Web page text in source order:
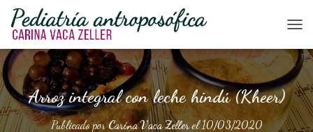
Arroz integral con leche hindú (Kheer)
Publicado porCarina Vaca Zellerel10/03/2020